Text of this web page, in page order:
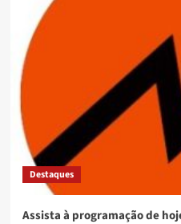
Destaques
Assista à programação de